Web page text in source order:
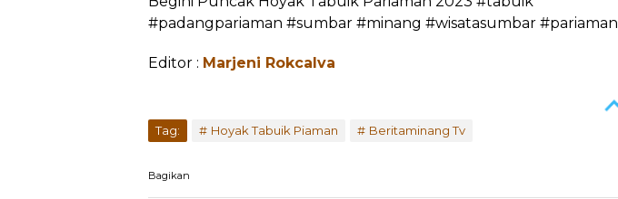
#padangpariaman #sumbar #minang #wisatasumbar #pariaman
Editor : Marjeni Rokcalva
Tag: Hoyak Tabuik Piaman Beritaminang Tv
Bagikan